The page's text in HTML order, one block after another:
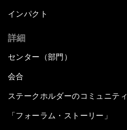
インパクト
詳細
センター（部門）
会合
ステークホルダーのコミュニティ
「フォーラム・ストーリー」